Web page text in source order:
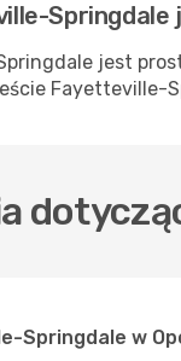
Springdale
jest
Fayetteville-
Springdale w